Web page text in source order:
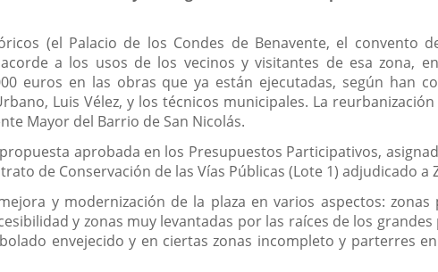
(el Palacio de los Condes de Benavente, el convento
a los usos de los vecinos y visitantes de esa zona,
euros en las obras que ya están ejecutadas, según han
Luis Vélez, y los técnicos municipales. La
Mayor del Barrio de San Nicolás.
aprobada en los Presupuestos Participativos,
de Conservación de las Vías Públicas (Lote 1) adjudicado a
y modernización de la plaza en varios aspectos:
y zonas muy levantadas por las raíces de los
envejecido y en ciertas zonas incompleto y parterres